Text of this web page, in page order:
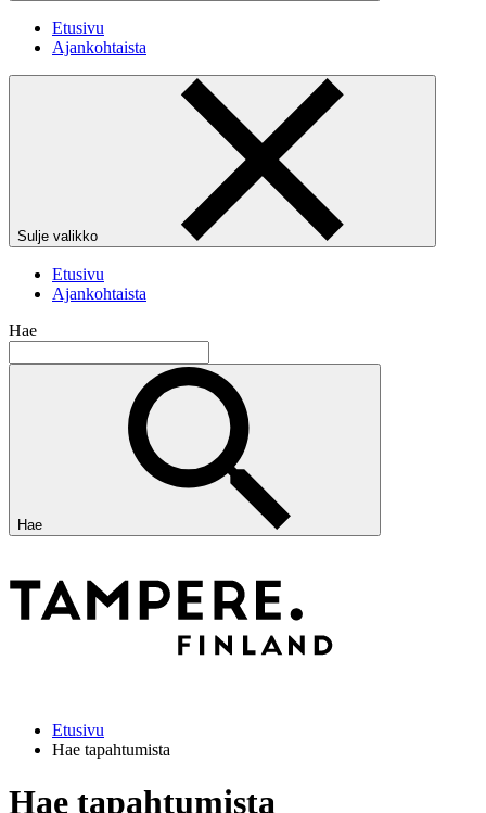
Etusivu
Ajankohtaista
Sulje valikko
Etusivu
Ajankohtaista
Hae
Hae
Etusivu
Hae tapahtumista
Hae tapahtumista